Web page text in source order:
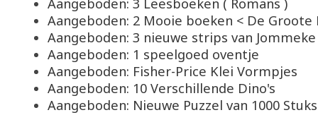
Aangeboden: 2 Mooie boeken < De Groote
Aangeboden: 3 nieuwe strips van Jommeke
Aangeboden: 1 speelgoed oventje
Aangeboden: Fisher-Price Klei Vormpjes
Aangeboden: 10 Verschillende Dino's
Aangeboden: Nieuwe Puzzel van 1000 Stuks